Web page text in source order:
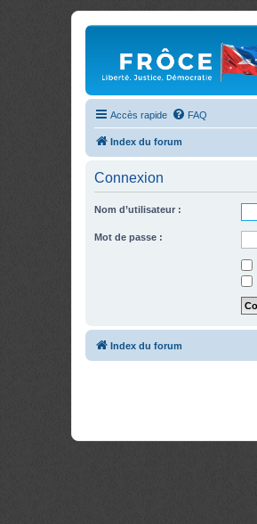
Accès rapide FAQ
Index du forum
Connexion
Nom d’utilisateur :
Mot de passe :
Index du forum